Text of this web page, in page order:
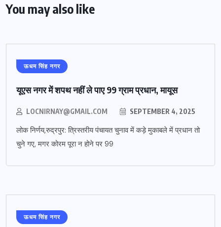
You may also like
ऊधम सिंह नगर
यूएस नगर में शपथ नहीं ले पाए 99 ग्राम प्रधान, मायूस
LOCNIRNAY@GMAIL.COM SEPTEMBER 4, 2025
लोक निर्णय,रुद्रपुर: त्रिस्तरीय पंचायत चुनाव में कड़े मुकाबले में प्रधान तो
चुने गए, मगर कोरम पूरा न होने पर 99
ऊधम सिंह नगर